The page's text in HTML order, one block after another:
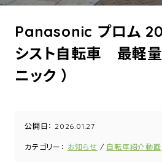
Panasonic プロム
シスト自転車 最軽量
ニック ）
公開日： 2026.01.27
カテゴリー： お知らせ 自転車紹介動画